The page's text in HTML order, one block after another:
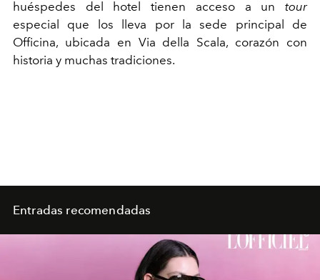
huéspedes del hotel tienen acceso a un tour
especial que los lleva por la sede principal de
Officina, ubicada en Via della Scala, corazón con
historia y muchas tradiciones.
Entradas recomendadas